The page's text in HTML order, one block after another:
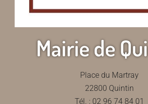
Mairie de
Place du Martray
22800 Quintin
Tél. : 02 96 74 84 01